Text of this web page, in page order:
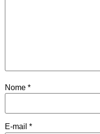
Nome *
E-mail *